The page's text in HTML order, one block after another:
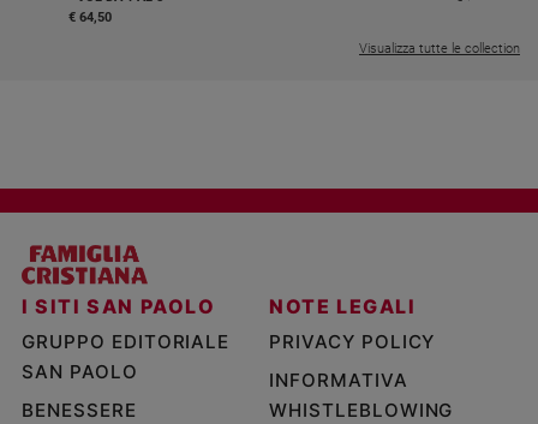
€ 64,50
Visualizza tutte le collection
I SITI SAN PAOLO
GRUPPO EDITORIALE
SAN PAOLO
BENESSERE
NOTE LEGALI
PRIVACY POLICY
INFORMATIVA
WHISTLEBLOWING